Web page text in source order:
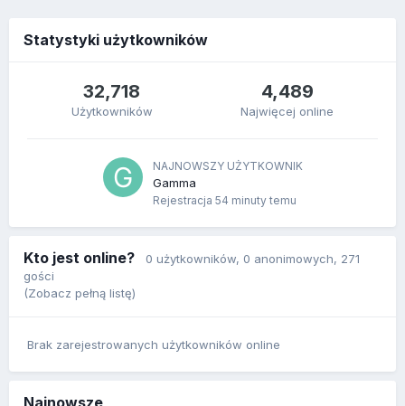
Statystyki użytkowników
32,718
Użytkowników
4,489
Najwięcej online
NAJNOWSZY UŻYTKOWNIK
Gamma
Rejestracja 54 minuty temu
Kto jest online? 0 użytkowników, 0 anonimowych, 271
gości
(Zobacz pełną listę)
Brak zarejestrowanych użytkowników online